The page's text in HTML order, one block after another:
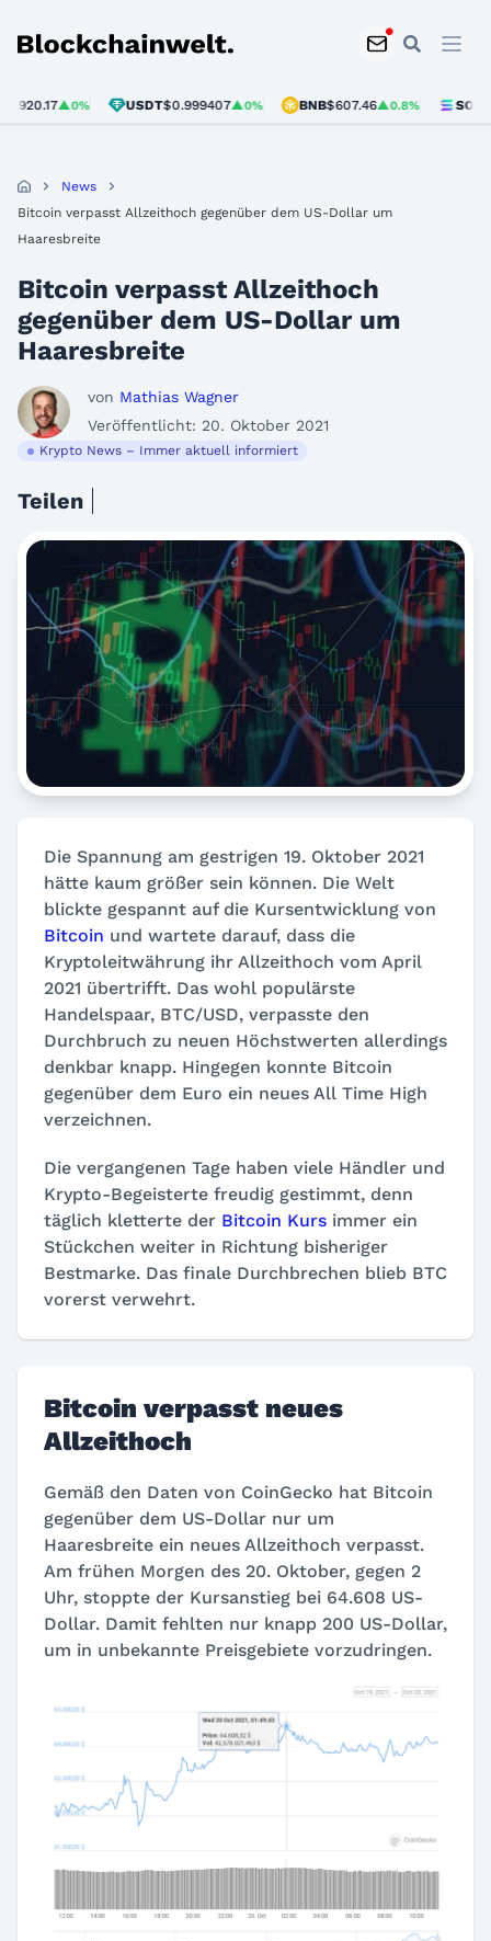
Blockchainwelt
▲0% USDT$0.999407▲0% BNB$607.46▲0.8% SOL$77.18
News
Bitcoin verpasst Allzeithoch gegenüber dem US-Dollar um
Haaresbreite
Bitcoin verpasst Allzeithoch
gegenüber dem US-Dollar um
Haaresbreite
von Mathias Wagner
Veröffentlicht: 20. Oktober 2021
Krypto News – Immer aktuell informiert
Teilen
Die Spannung am gestrigen 19. Oktober 2021
hätte kaum größer sein können. Die Welt
blickte gespannt auf die Kursentwicklung von
Bitcoin und wartete darauf, dass die
Kryptoleitwährung ihr Allzeithoch vom April
2021 übertrifft. Das wohl populärste
Handelspaar, BTC/USD, verpasste den
Durchbruch zu neuen Höchstwerten allerdings
denkbar knapp. Hingegen konnte Bitcoin
gegenüber dem Euro ein neues All Time High
verzeichnen.
Die vergangenen Tage haben viele Händler und
Krypto-Begeisterte freudig gestimmt, denn
täglich kletterte der Bitcoin Kurs immer ein
Stückchen weiter in Richtung bisheriger
Bestmarke. Das finale Durchbrechen blieb BTC
vorerst verwehrt.
Bitcoin verpasst neues
Allzeithoch
Gemäß den Daten von CoinGecko hat Bitcoin
gegenüber dem US-Dollar nur um
Haaresbreite ein neues Allzeithoch verpasst.
Am frühen Morgen des 20. Oktober, gegen 2
Uhr, stoppte der Kursanstieg bei 64.608 US-
Dollar. Damit fehlten nur knapp 200 US-Dollar,
um in unbekannte Preisgebiete vorzudringen.